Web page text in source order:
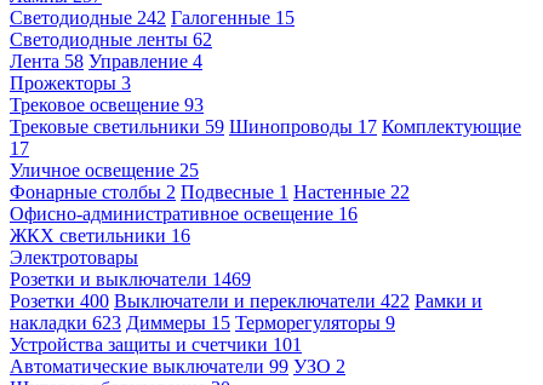
Светодиодные 242 Галогенные 15
Светодиодные ленты 62
Лента 58 Управление 4
Прожекторы 3
Трековое освещение 93
Трековые светильники 59 Шинопроводы 17 Комплектующие
17
Уличное освещение 25
Фонарные столбы 2 Подвесные 1 Настенные 22
Офисно-административное освещение 16
ЖКХ светильники 16
Электротовары
Розетки и выключатели 1469
Розетки 400 Выключатели и переключатели 422 Рамки и
накладки 623 Диммеры 15 Терморегуляторы 9
Устройства защиты и счетчики 101
Автоматические выключатели 99 УЗО 2